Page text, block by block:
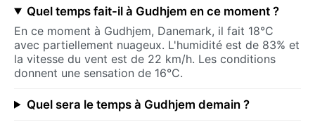
Quel temps fait-il à Gudhjem en ce moment ?
En ce moment à Gudhjem, Danemark, il fait 18°C
avec partiellement nuageux. L'humidité est de 83% et
la vitesse du vent est de 22 km/h. Les conditions
donnent une sensation de 16°C.
Quel sera le temps à Gudhjem demain ?